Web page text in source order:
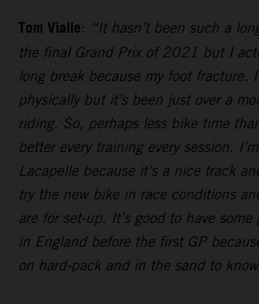
Tom Vialle: “It hasn’t been such a
the final Grand Prix of 2021 but I
long break because my foot fracture.
physically but it’s been just over a
riding. So, perhaps less bike time
better every training every session.
Lacapelle because it’s a nice track
try the new bike in race conditions
are for set-up. It’s good to have
in England before the first GP
on hard-pack and in the sand to